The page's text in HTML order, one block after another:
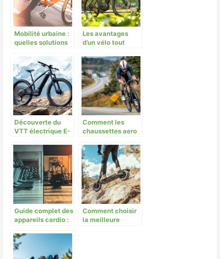
Mobilité urbaine :
quelles solutions
en toute sécurité ?
Les avantages
d’un vélo tout
pour vos trajets
quotidiens
Découverte du
VTT électrique E-
puissance et
polyvalence sur
tous les terrains
Comment les
chaussettes aero
vos performances
cyclistes ?
Guide complet des
appareils cardio :
vélo
d’appartement
Comment choisir
la meilleure